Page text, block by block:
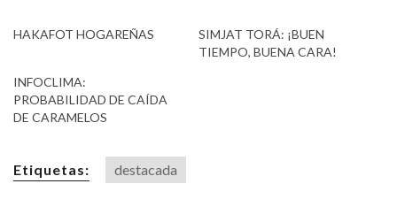
HAKAFOT HOGAREÑAS
SIMJAT TORÁ: ¡BUEN
TIEMPO, BUENA CARA!
INFOCLIMA:
PROBABILIDAD DE CAÍDA
DE CARAMELOS
Etiquetas: destacada